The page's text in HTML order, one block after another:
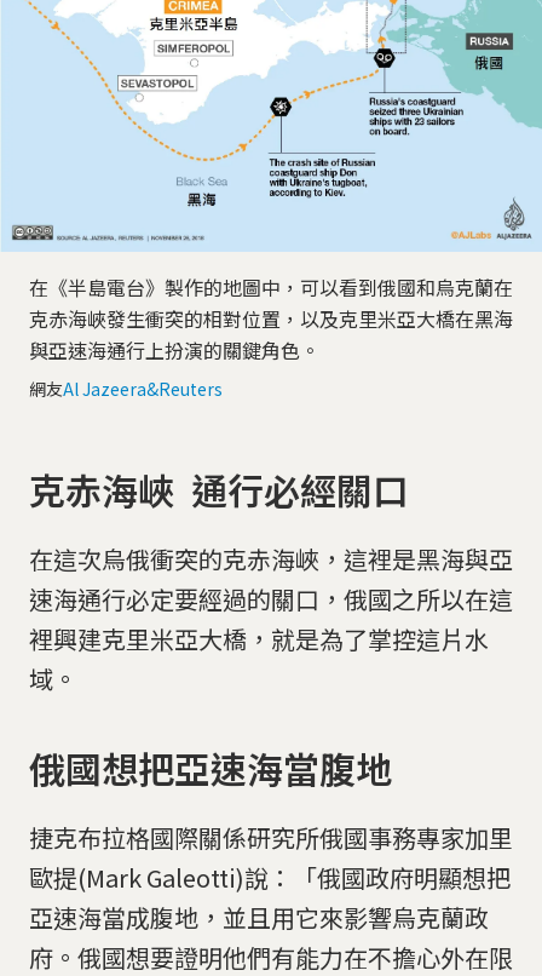
在《半島電台》製作的地圖中，可以看到俄國和烏克蘭在
克赤海峽發生衝突的相對位置，以及克里米亞大橋在黑海
與亞速海通行上扮演的關鍵角色。
網友Al Jazeera&Reuters
克赤海峽 通行必經關口
在這次烏俄衝突的克赤海峽，這裡是黑海與亞
速海通行必定要經過的關口，俄國之所以在這
裡興建克里米亞大橋，就是為了掌控這片水
域。
俄國想把亞速海當腹地
捷克布拉格國際關係研究所俄國事務專家加里
歐提(Mark Galeotti)說：「俄國政府明顯想把
亞速海當成腹地，並且用它來影響烏克蘭政
府。俄國想要證明他們有能力在不擔心外在限